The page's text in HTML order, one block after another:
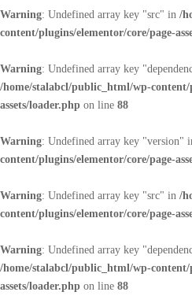
Warning: Undefined array key "src" in /
content/plugins/elementor/core/page-
Warning: Undefined array key
/home/stalabcl/public_html/wp-content/
assets/loader.php on line 88
Warning: Undefined array key "version"
content/plugins/elementor/core/page-
Warning: Undefined array key "src" in /
content/plugins/elementor/core/page-
Warning: Undefined array key
/home/stalabcl/public_html/wp-content/
assets/loader.php on line 88